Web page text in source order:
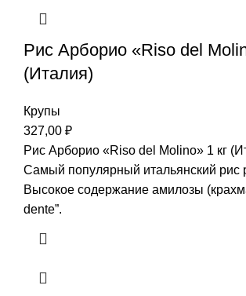
Рис Арборио «Riso del
(Италия)
Крупы
327,00 ₽
Рис Арборио «Riso del Molino» 1 кг
Самый популярный итальянский рис
Высокое содержание амилозы
dente”.